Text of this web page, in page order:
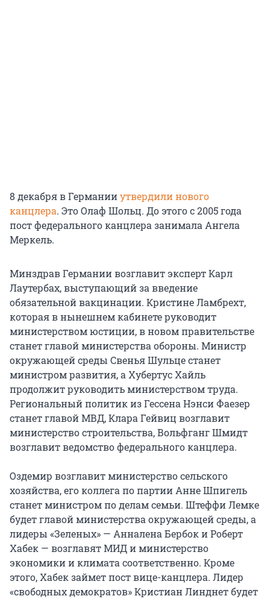
8 декабря в Германииутвердили нового
канцлера. Это Олаф Шольц. До этого с 2005 года
пост федерального канцлера занимала Ангела
Меркель.
Минздрав Германии возглавит эксперт Карл
Лаутербах, выступающий за введение
обязательной вакцинации. Кристине Ламбрехт,
которая в нынешнем кабинете руководит
министерством юстиции, в новом правительстве
станет главой министерства обороны. Министр
окружающей среды Свенья Шульце станет
министром развития, а Хубертус Хайль
продолжит руководить министерством труда.
Региональный политик из Гессена Нэнси Фаезер
станет главой МВД, Клара Гейвиц возглавит
министерство строительства, Вольфганг Шмидт
возглавит ведомство федерального канцлера.
Оздемир возглавит министерство сельского
хозяйства, его коллега по партии Анне Шпигель
станет министром по делам семьи. Штеффи Лемке
будет главой министерства окружающей среды, а
лидеры «Зеленых» — Анналена Бербок и Роберт
Хабек — возглавят МИД и министерство
экономики и климата соответственно. Кроме
этого, Хабек займет пост вице-канцлера. Лидер
«свободных демократов» Кристиан Линднет будет